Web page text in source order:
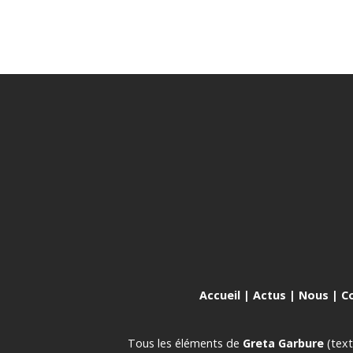
Accueil | Actus | Nous |
Tous les éléments de Greta Garbure